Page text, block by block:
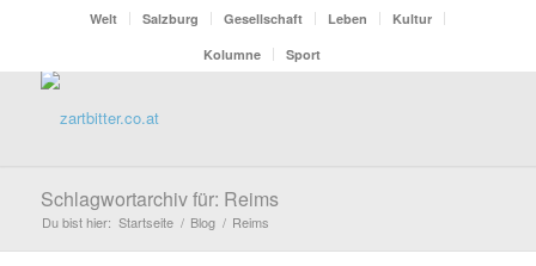
Welt Salzburg Gesellschaft Leben
Kultur
Kolumne
Sport
Schlagwortarchiv für: Reims
Du bist hier: Startseite / Blog / Reims